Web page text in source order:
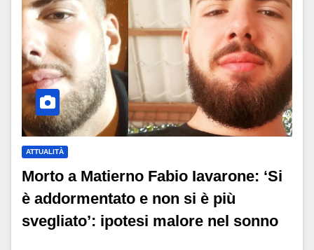
ATTUALITÀ
Morto a Matierno Fabio Iavarone: ‘Si
è addormentato e non si è più
svegliato’: ipotesi malore nel sonno